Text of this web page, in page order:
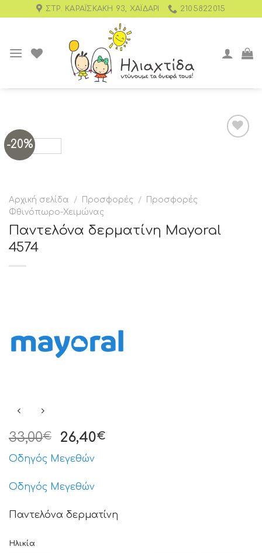
ΣΤΡ. ΚΑΡΑΪΣΚΆΚΗ 93, ΧΑΪΔΆΡΙ 2105822015
-20%
Αρχική σελίδα / Προσφορές /
Προσφορές
Φθινόπωρο-Χειμώνας
Παντελόνα δερματίνη Mayoral
4574
33,00€ 26,40€
Οδηγός Μεγεθών
Οδηγός Μεγεθών
Παντελόνα δερματίνη
Ηλικία